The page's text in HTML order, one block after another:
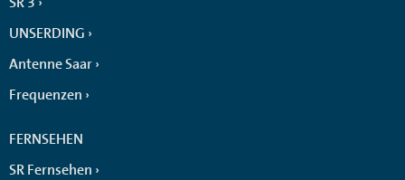
UNSERDING
Antenne Saar
Frequenzen
FERNSEHEN
SR Fernsehen